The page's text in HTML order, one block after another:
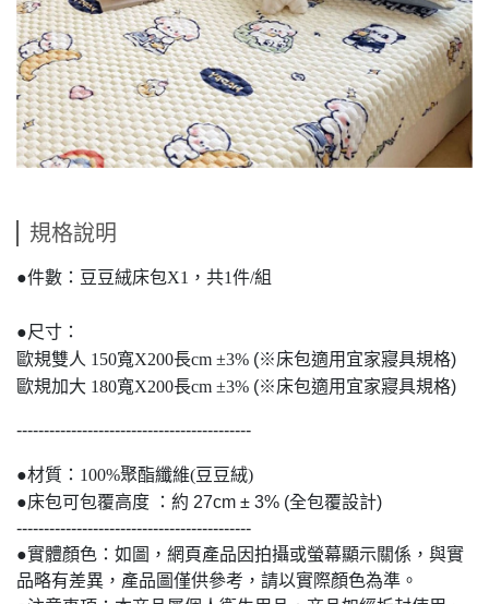
規格說明
●件數：豆豆絨床包X1，共1件/組
●尺寸：
歐規雙人 150寬X200長cm ±3% (※床包適用宜家寢具規格)
歐規加大 180寬X200長cm ±3% (※床包適用宜家寢具規格)
-------------------------------------------
●材質：100%聚酯纖維(豆豆絨)
●床包可包覆高度 ：約 27cm ± 3% (全包覆設計)
-------------------------------------------
●實體顏色：如圖，網頁產品因拍攝或螢幕顯示關係，與實
品略有差異，產品圖僅供參考，請以實際顏色為準。